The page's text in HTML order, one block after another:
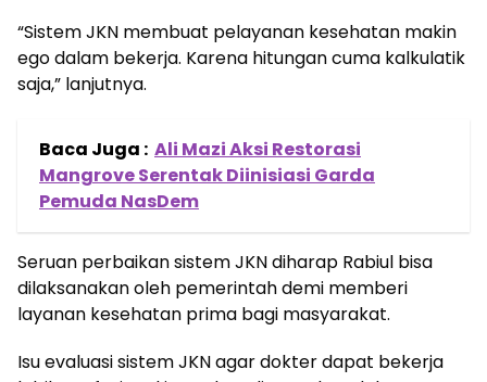
“Sistem JKN membuat pelayanan kesehatan makin
ego dalam bekerja. Karena hitungan cuma kalkulatik
saja,” lanjutnya.
Baca Juga : Ali Mazi Aksi Restorasi
Mangrove Serentak Diinisiasi Garda
Pemuda NasDem
Seruan perbaikan sistem JKN diharap Rabiul bisa
dilaksanakan oleh pemerintah demi memberi
layanan kesehatan prima bagi masyarakat.
Isu evaluasi sistem JKN agar dokter dapat bekerja